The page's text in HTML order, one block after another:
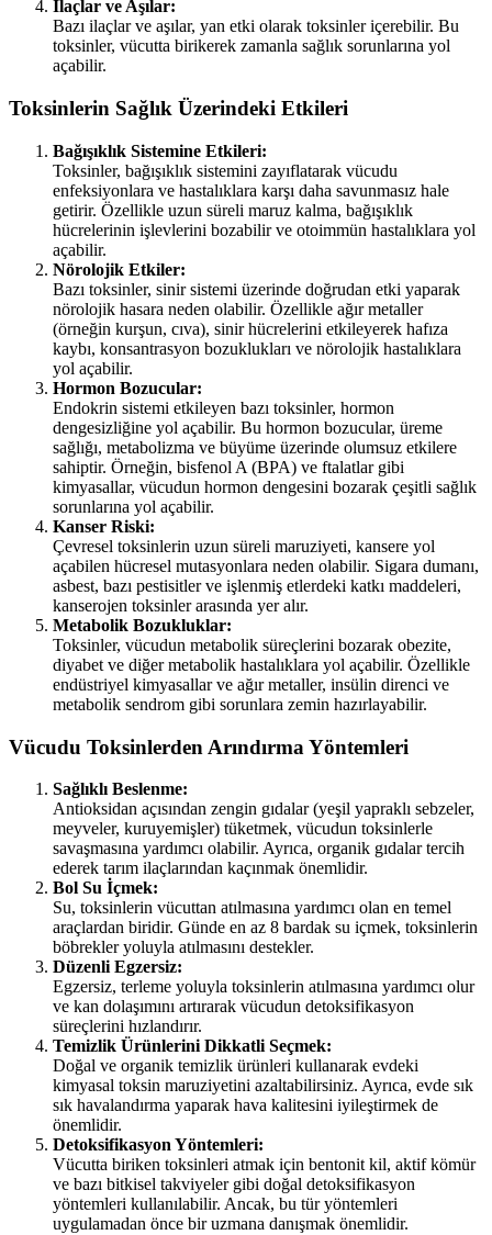
İlaçlar ve Aşılar:
Bazı ilaçlar ve aşılar, yan etki olarak toksinler içerebilir. Bu
toksinler, vücutta birikerek zamanla sağlık sorunlarına yol
açabilir.
Toksinlerin Sağlık Üzerindeki Etkileri
Bağışıklık Sistemine Etkileri:
Toksinler, bağışıklık sistemini zayıflatarak vücudu
enfeksiyonlara ve hastalıklara karşı daha savunmasız hale
getirir. Özellikle uzun süreli maruz kalma, bağışıklık
hücrelerinin işlevlerini bozabilir ve otoimmün hastalıklara yol
açabilir.
Nörolojik Etkiler:
Bazı toksinler, sinir sistemi üzerinde doğrudan etki yaparak
nörolojik hasara neden olabilir. Özellikle ağır metaller
(örneğin kurşun, cıva), sinir hücrelerini etkileyerek hafıza
kaybı, konsantrasyon bozuklukları ve nörolojik hastalıklara
yol açabilir.
Hormon Bozucular:
Endokrin sistemi etkileyen bazı toksinler, hormon
dengesizliğine yol açabilir. Bu hormon bozucular, üreme
sağlığı, metabolizma ve büyüme üzerinde olumsuz etkilere
sahiptir. Örneğin, bisfenol A (BPA) ve ftalatlar gibi
kimyasallar, vücudun hormon dengesini bozarak çeşitli sağlık
sorunlarına yol açabilir.
Kanser Riski:
Çevresel toksinlerin uzun süreli maruziyeti, kansere yol
açabilen hücresel mutasyonlara neden olabilir. Sigara dumanı,
asbest, bazı pestisitler ve işlenmiş etlerdeki katkı maddeleri,
kanserojen toksinler arasında yer alır.
Metabolik Bozukluklar:
Toksinler, vücudun metabolik süreçlerini bozarak obezite,
diyabet ve diğer metabolik hastalıklara yol açabilir. Özellikle
endüstriyel kimyasallar ve ağır metaller, insülin direnci ve
metabolik sendrom gibi sorunlara zemin hazırlayabilir.
Vücudu Toksinlerden Arındırma Yöntemleri
Sağlıklı Beslenme:
Antioksidan açısından zengin gıdalar (yeşil yapraklı sebzeler,
meyveler, kuruyemişler) tüketmek, vücudun toksinlerle
savaşmasına yardımcı olabilir. Ayrıca, organik gıdalar tercih
ederek tarım ilaçlarından kaçınmak önemlidir.
Bol Su İçmek:
Su, toksinlerin vücuttan atılmasına yardımcı olan en temel
araçlardan biridir. Günde en az 8 bardak su içmek, toksinlerin
böbrekler yoluyla atılmasını destekler.
Düzenli Egzersiz:
Egzersiz, terleme yoluyla toksinlerin atılmasına yardımcı olur
ve kan dolaşımını artırarak vücudun detoksifikasyon
süreçlerini hızlandırır.
Temizlik Ürünlerini Dikkatli Seçmek:
Doğal ve organik temizlik ürünleri kullanarak evdeki
kimyasal toksin maruziyetini azaltabilirsiniz. Ayrıca, evde sık
sık havalandırma yaparak hava kalitesini iyileştirmek de
önemlidir.
Detoksifikasyon Yöntemleri:
Vücutta biriken toksinleri atmak için bentonit kil, aktif kömür
ve bazı bitkisel takviyeler gibi doğal detoksifikasyon
yöntemleri kullanılabilir. Ancak, bu tür yöntemleri
uygulamadan önce bir uzmana danışmak önemlidir.